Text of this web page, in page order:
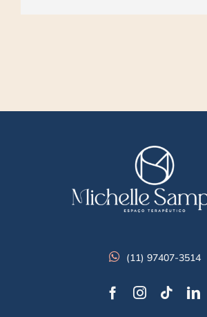
(11) 97407-3514